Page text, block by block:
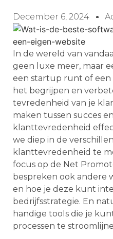
December 6, 2024
In de wereld van
geen luxe meer, maar
een startup runt of
het begrijpen en
tevredenheid van je
maken tussen succes
klanttevredenheid
we diep in de
klanttevredenheid te
focus op de Net
bespreken ook andere
en hoe je deze kunt
bedrijfsstrategie. En
handige tools die je
processen te